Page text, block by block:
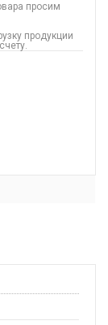
просим
продукции